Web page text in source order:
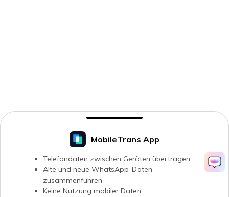
MobileTrans App
Telefondaten zwischen Geräten übertragen
Alte und neue WhatsApp-Daten
zusammenführen
Keine Nutzung mobiler Daten